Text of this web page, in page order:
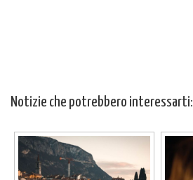
Notizie che potrebbero interessarti: